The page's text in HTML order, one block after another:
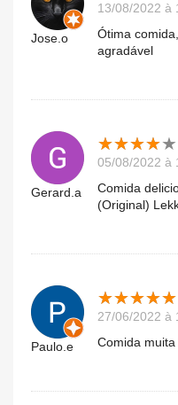
Jose.o
13/08/2022 à
Ótima
agradável
Gerard.a
★★★★★
★★★★★
05/08/2022 à
Comida
(Original)
Paulo.e
★★★★★
★★★★★
27/06/2022 à
Comida